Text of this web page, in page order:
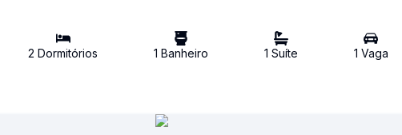
2 Dormitórios 1 Banheiro 1 Suíte 1 Vaga